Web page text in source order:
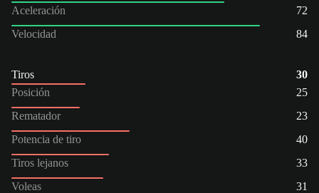
Aceleración
72
Velocidad
84
Tiros
30
Posición
25
Rematador
23
Potencia de tiro
40
Tiros lejanos
33
Voleas
31